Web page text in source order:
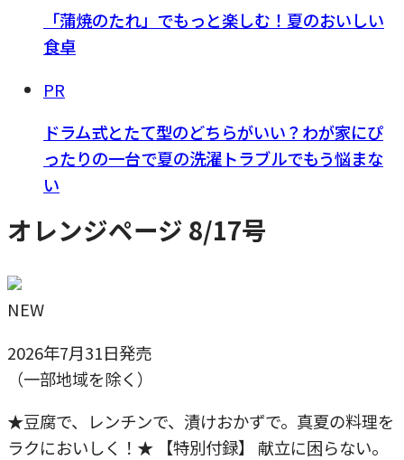
「蒲焼のたれ」でもっと楽しむ！夏のおいしい
食卓
PR
ドラム式とたて型のどちらがいい？わが家にぴ
ったりの一台で夏の洗濯トラブルでもう悩まな
い
オレンジページ 8/17号
NEW
2026年7月31日発売
（一部地域を除く）
★豆腐で、レンチンで、漬けおかずで。真夏の料理を
ラクにおいしく！★ 【特別付録】 献立に困らない。